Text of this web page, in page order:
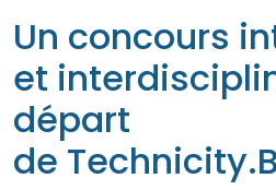
Un concours
et
départ
de